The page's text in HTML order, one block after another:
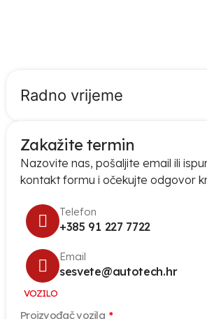
Radno vrijeme
Zakažite termin
Nazovite nas, pošaljite email ili
kontakt formu i očekujte odgovor
Telefon
+385 91 227 7722
Email
sesvete@autotech.hr
VOZILO
Proizvođač vozila